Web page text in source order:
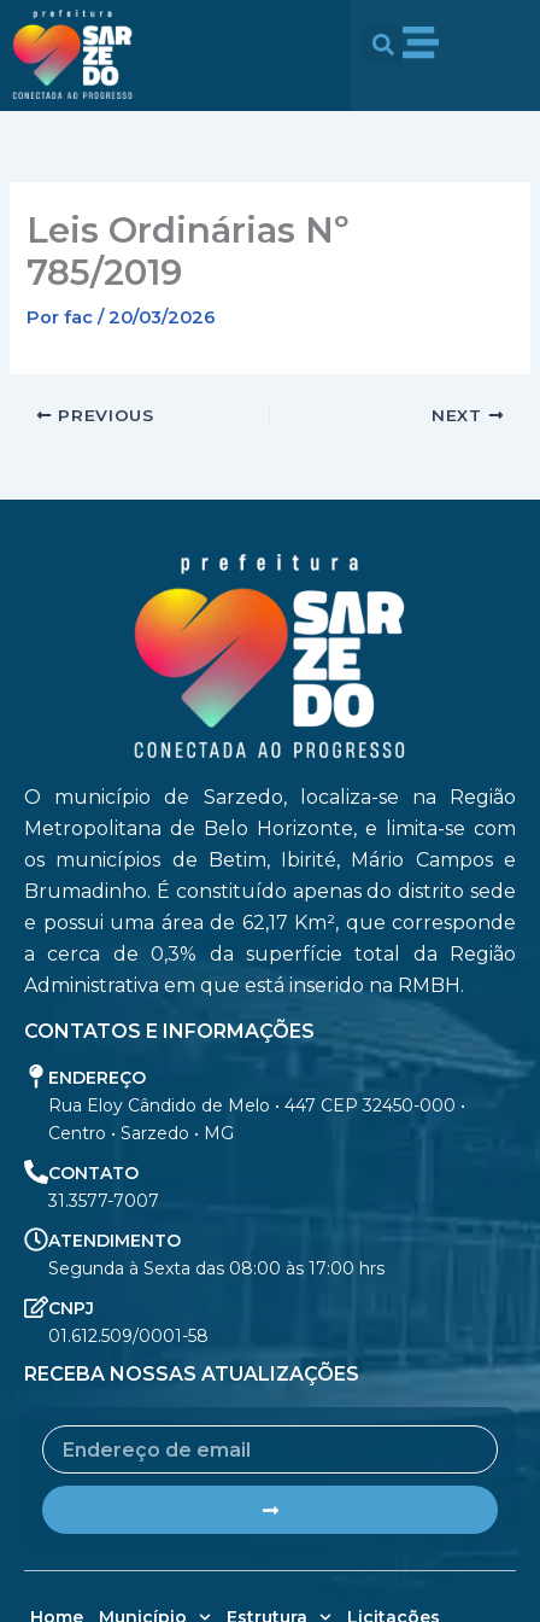
conteúdo
para
conteúdo
Leis Ordinárias Nº
785/2019
Porfac/20/03/2026
PREVIOUS NEXT
O município de Sarzedo, localiza-se na Região
Metropolitana de Belo Horizonte, e limita-se com
os municípios de Betim, Ibirité, Mário Campos e
Brumadinho. É constituído apenas do distrito sede
e possui uma área de 62,17 Km², que corresponde
a cerca de 0,3% da superfície total da Região
Administrativa em que está inserido na RMBH.
CONTATOS E INFORMAÇÕES
ENDEREÇO
Rua Eloy Cândido de Melo • 447 CEP 32450-000 •
Centro • Sarzedo • MG
CONTATO
31.3577-7007
ATENDIMENTO
Segunda à Sexta das 08:00 às 17:00 hrs
CNPJ
01.612.509/0001-58
RECEBA NOSSAS ATUALIZAÇÕES
Email
Home Município Estrutura Licitações